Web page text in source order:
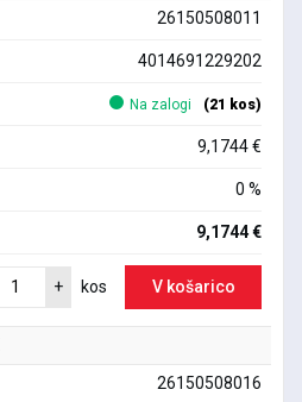
26150508011
4014691229202
Na zalogi (21 kos)
9,1744 €
0 %
9,1744 €
+ kos V košarico
26150508016